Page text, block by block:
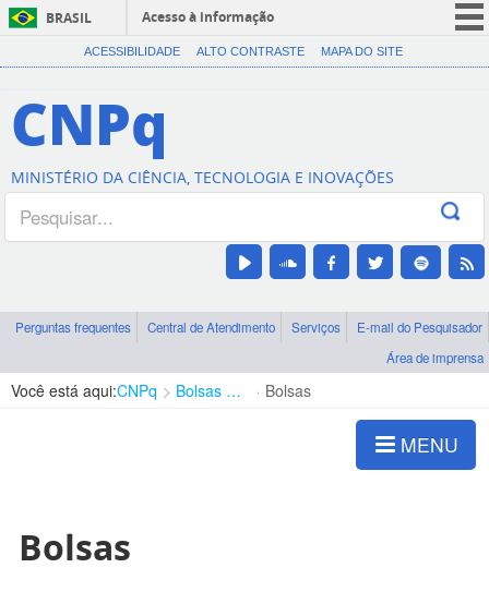
BRASIL
Acesso à informação
CORONAVÍRUS (COVID-19)
Canais
ACESSIBILIDADE ALTO CONTRASTE MAPA DO SITE
CNPq
MINISTÉRIO DA CIÊNCIA, TECNOLOGIA E INOVAÇÕES
Perguntas frequentes Central de Atendimento Serviços
E-mail do Pesquisador
Área de imprensa
Você está aqui:CNPq Bolsas e Auxílios Vigentes Bolsas
MENU
Bolsas